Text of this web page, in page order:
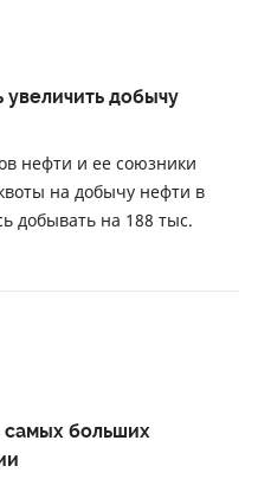
добычу
нефти и ее союзники
на добычу нефти в
добывать на 188 тыс.
самых больших